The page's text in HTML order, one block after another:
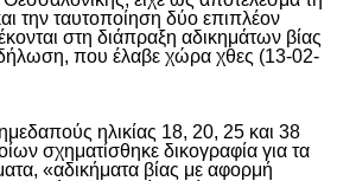
την ταυτοποίηση δύο επιπλέον
στη διάπραξη αδικημάτων βίας
που έλαβε χώρα χθες (13-02-
ημεδαπούς ηλικίας 18, 20, 25 και 38
σχηματίσθηκε δικογραφία για τα
«αδικήματα βίας με αφορμή